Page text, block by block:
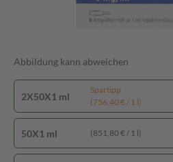
Abbildung kann abweichen
2X50X1 ml
Spartipp
(756,40 € / 1 l)
50X1 ml (851,80 € / 1 l)